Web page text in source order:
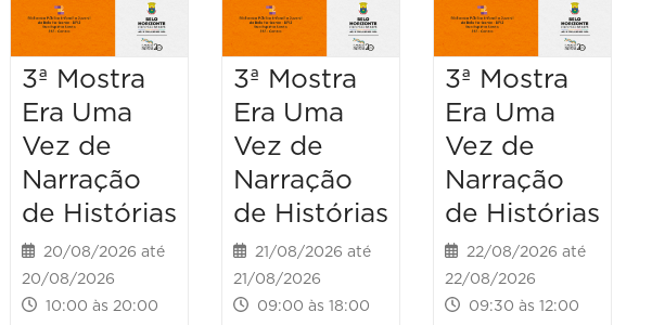
3ª Mostra
Era Uma
Vez de
Narração
de Histórias
20/08/2026 até
20/08/2026
10:00 às 20:00
3ª Mostra
Era Uma
Vez de
Narração
de Histórias
21/08/2026 até
21/08/2026
09:00 às 18:00
3ª Mostra
Era Uma
Vez de
Narração
de Histórias
22/08/2026 até
22/08/2026
09:30 às 12:00